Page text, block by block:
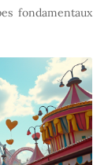
fondamentaux